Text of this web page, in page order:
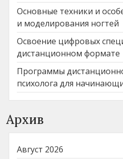
Основные техники и
и моделирования ногтей
Освоение цифровых
дистанционном формате
Программы
психолога для
Архив
Август 2026